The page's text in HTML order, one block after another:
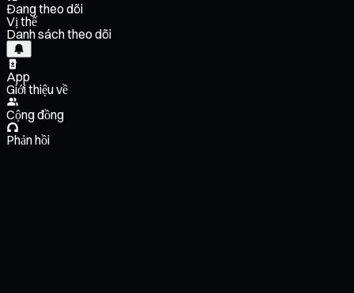
Đang theo dõi
Vị thế
Danh sách theo dõi
App
Giới thiệu về
Cộng đồng
Phản hồi